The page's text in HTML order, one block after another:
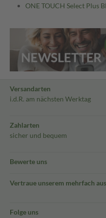
ONE TOUCH Select Plus
Versandarten
i.d.R. am nächsten Werktag
Zahlarten
sicher und bequem
Bewerte uns
Vertraue unserem mehrfach
Folge uns